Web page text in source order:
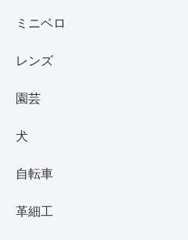
ミニベロ
レンズ
園芸
犬
自転車
革細工